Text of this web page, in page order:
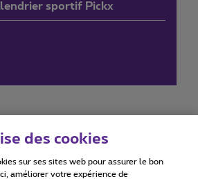
sportif Pickx
Accessibility statement
des cookies
sur ses sites web pour assurer le bon
améliorer votre expérience de